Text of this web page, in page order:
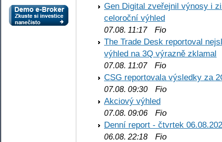
Gen Digital zveřejnil výnosy i
celoroční výhled
07.08. 11:17Fio
The Trade Desk reportoval
výhled na 3Q výrazně zklamal
07.08. 11:07Fio
CSG reportovala výsledky za
07.08. 09:30 Fio
Akciový výhled
07.08. 09:06 Fio
Denní report - čtvrtek
06.08. 22:18 Fio